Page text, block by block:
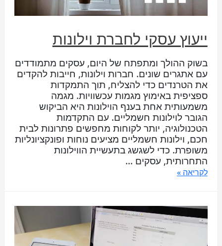
ייעוץ עסקי לחברת וילונות
בשוק ההולך ומתפתח של היום, עסקים מתמודדים
עם אתגרים שונים. חברות וילונות, חייבות להקדים
את הטרנדים כדי להצליח, תוך התמקדות
ספציפית באימוץ מגמות עכשוויות. מגמה
משמעותית אחת בענף הוילונות היא הביקוש
הגובר לוילונות חשמליים. עם התקדמות
הטכנולוגיה, יותר לקוחות מחפשים פתרונות לבית
חכם, וילונות חשמליים מציעים נוחות ופונקציונליות
משופרת. כדי לשגשג בתעשיית הווילונות
התחרותית, עסקים …
לקריאה »